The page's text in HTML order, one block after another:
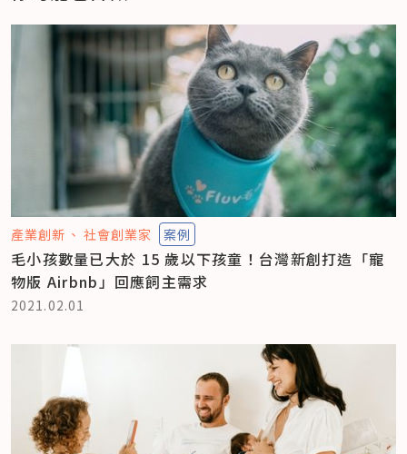
產業創新 社會創業家 案例
毛小孩數量已大於 15 歲以下孩童！台灣新創打造「寵
物版 Airbnb」回應飼主需求
2021.02.01